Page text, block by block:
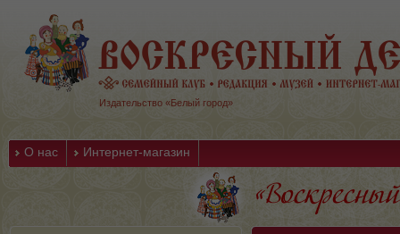
Издательство «Белый город»
О нас Интернет-магазин